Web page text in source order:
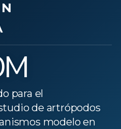
para el
de artrópodos
modelo en